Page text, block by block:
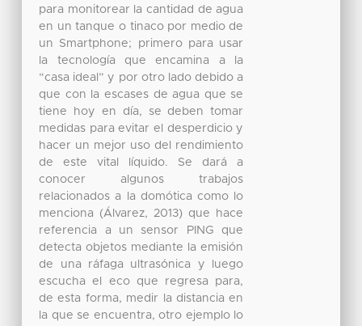
para monitorear la cantidad de agua
en un tanque o tinaco por medio de
un Smartphone; primero para usar
la tecnología que encamina a la
“casa ideal” y por otro lado debido a
que con la escases de agua que se
tiene hoy en día, se deben tomar
medidas para evitar el desperdicio y
hacer un mejor uso del rendimiento
de este vital líquido. Se dará a
conocer algunos trabajos
relacionados a la domótica como lo
menciona (Álvarez, 2013) que hace
referencia a un sensor PING que
detecta objetos mediante la emisión
de una ráfaga ultrasónica y luego
escucha el eco que regresa para,
de esta forma, medir la distancia en
la que se encuentra, otro ejemplo lo